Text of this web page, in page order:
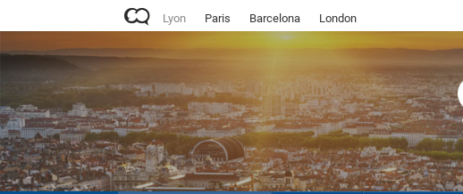
Lyon Paris Barcelona London